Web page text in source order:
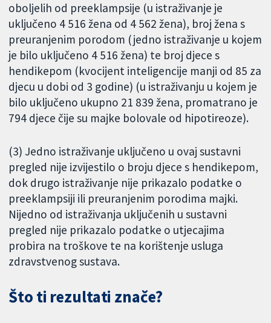
oboljelih od preeklampsije (u istraživanje je
uključeno 4 516 žena od 4 562 žena), broj žena s
preuranjenim porodom (jedno istraživanje u kojem
je bilo uključeno 4 516 žena) te broj djece s
hendikepom (kvocijent inteligencije manji od 85 za
djecu u dobi od 3 godine) (u istraživanju u kojem je
bilo uključeno ukupno 21 839 žena, promatrano je
794 djece čije su majke bolovale od hipotireoze).
(3) Jedno istraživanje uključeno u ovaj sustavni
pregled nije izvijestilo o broju djece s hendikepom,
dok drugo istraživanje nije prikazalo podatke o
preeklampsiji ili preuranjenim porodima majki.
Nijedno od istraživanja uključenih u sustavni
pregled nije prikazalo podatke o utjecajima
probira na troškove te na korištenje usluga
zdravstvenog sustava.
Što ti rezultati znače?